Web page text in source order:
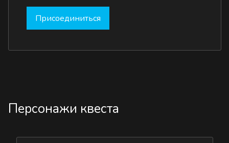
Присоединиться
Персонажи квеста